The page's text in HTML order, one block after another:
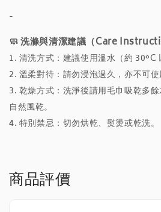
-
🧼 洗滌與清潔建議（Care
1. 清洗方式：建議使用溫水（約 30°C
2. 溫柔對待：請勿浸泡過久，亦不可使
3. 乾燥方式：洗淨後請用毛巾吸乾多
自然風乾。
4. 特別禁忌：切勿烘乾、熨燙或乾洗。
商品評價